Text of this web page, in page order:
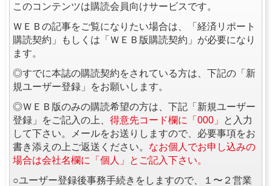
このコンテンツは購読会員向けサービスです。
ＷＥＢの記事をご覧になりたい場合は、「経済リポート
購読契約」もしくは「ＷＥＢ版購読契約」が必要になり
ます。
◎すでに本誌の購読契約をされている方は、下記の「新
規ユーザー登録」をお願いします。
◎ＷＥＢ版のみの購読希望の方は、下記「新規ユーザー
登録」をご記入の上、 得意先コード欄に「000」
と入力
して下さい。メールをお送りしますので、必要事項をお
書き添えの上ご返送ください。 なお個人でお申し込みの
場合は会社名欄に「個人」とご記入下さい。
○ユーザー登録後事務手続きをしますので、１〜２営業